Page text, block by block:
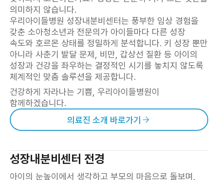
의미하지 않습니다.
우리아이들병원 성장내분비센터는 풍부한 임상 경험을
갖춘 소아청소년과 전문의가 아이들마다 다른 성장
속도와 호르몬 상태를 정밀하게 분석합니다. 키 성장 뿐만
아니라 사춘기 발달 문제, 비만, 갑상선 질환 등 아이의
성장과 건강을 좌우하는 결정적인 시기를 놓치지 않도록
체계적인 맞춤 솔루션을 제공합니다.
건강하게 자라나는 기쁨, 우리아이들병원이
함께하겠습니다.
의료진 소개 바로가기
성장내분비센터 전경
아이의 눈높이에서 생각하고 부모의 마음으로 돌보며,